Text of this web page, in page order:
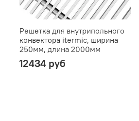
Решетка для внутрипольного
конвектора itermic, ширина
250мм, длина 2000мм
12434 руб